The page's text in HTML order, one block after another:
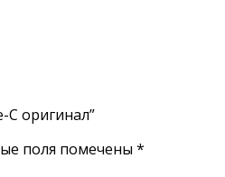
оригинал”
поля помечены *